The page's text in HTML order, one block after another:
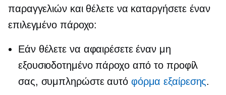
παραγγελιών και θέλετε να καταργήσετε έναν
επιλεγμένο πάροχο:
Εάν θέλετε να αφαιρέσετε έναν μη
εξουσιοδοτημένο πάροχο από το προφίλ
σας, συμπληρώστε αυτό φόρμα εξαίρεσης.